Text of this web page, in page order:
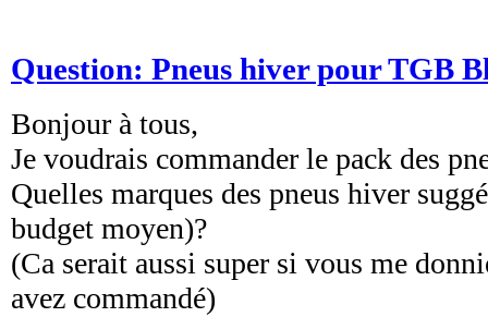
Question: Pneus hiver pour TGB
Bonjour à tous,
Je voudrais commander le pack des
Quelles marques des pneus hiver
budget moyen)?
(Ca serait aussi super si vous me
avez commandé)